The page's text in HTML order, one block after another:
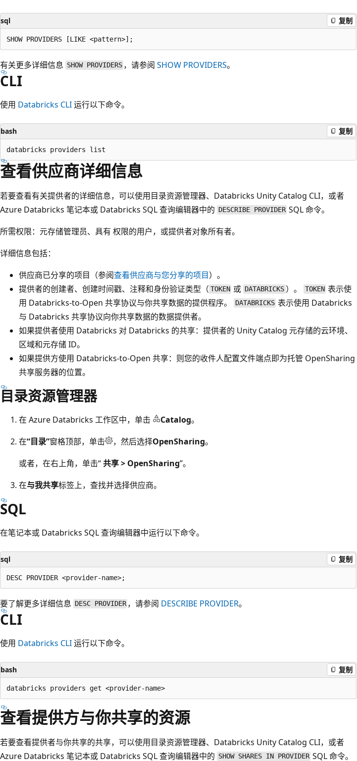
sql 复制
有关更多详细信息 SHOW PROVIDERS ，请参阅SHOW PROVIDERS。
CLI
使用 Databricks CLI运行以下命令。
bash 复制
查看供应商详细信息
若要查看有关提供者的详细信息，可以使用目录资源管理器、Databricks Unity Catalog CLI，或者
Azure Databricks 笔记本或 Databricks SQL 查询编辑器中的 DESCRIBE PROVIDER SQL 命令。
所需权限：元存储管理员、具有 权限的用户，或提供者对象所有者。
详细信息包括：
供应商已分享的项目（参阅查看供应商与您分享的项目）。
提供者的创建者、创建时间戳、注释和身份验证类型（ TOKEN 或 DATABRICKS ）。 TOKEN 表示使
用 Databricks-to-Open 共享协议与你共享数据的提供程序。
DATABRICKS 表示使用 Databricks
与 Databricks 共享协议向你共享数据的数据提供者。
如果提供者使用 Databricks 对 Databricks 的共享：提供者的 Unity Catalog 元存储的云环境、
区域和元存储 ID。
如果提供方使用 Databricks-to-Open 共享：则您的收件人配置文件端点即为托管 OpenSharing
共享服务器的位置。
目录资源管理器
在 Azure Databricks 工作区中，单击 Catalog。
在“目录”窗格顶部，单击 ，然后选择OpenSharing。
或者，在右上角，单击“共享 > OpenSharing”。
在与我共享标签上，查找并选择供应商。
SQL
在笔记本或 Databricks SQL 查询编辑器中运行以下命令。
sql 复制
要了解更多详细信息 DESC PROVIDER ，请参阅 DESCRIBE PROVIDER。
CLI
使用 Databricks CLI运行以下命令。
bash 复制
查看提供方与你共享的资源
若要查看提供者与你共享的共享，可以使用目录资源管理器、Databricks Unity Catalog CLI，或者
Azure Databricks 笔记本或 Databricks SQL 查询编辑器中的 SHOW SHARES IN PROVIDER SQL 命令。